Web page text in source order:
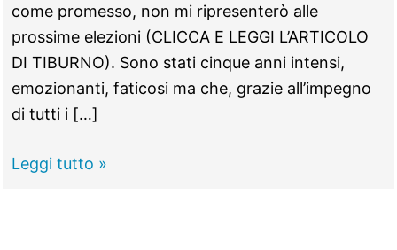
come promesso, non mi ripresenterò alle
prossime elezioni (CLICCA E LEGGI L’ARTICOLO
DI TIBURNO). Sono stati cinque anni intensi,
emozionanti, faticosi ma che, grazie all’impegno
di tutti i […]
TIVOLI
Leggi tutto »